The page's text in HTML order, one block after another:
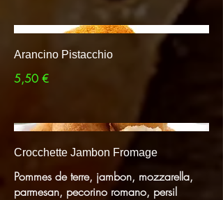
Arancino Pistacchio
5,50 €
Crocchette Jambon Fromage
Pommes de terre, jambon, mozzarella,
parmesan, pecorino romano, persil